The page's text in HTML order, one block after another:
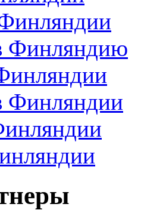
Финляндию
Финляндии